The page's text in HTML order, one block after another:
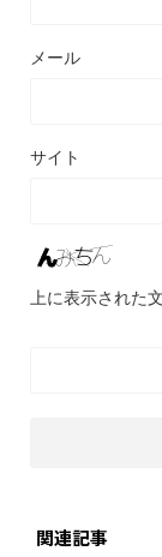
メール
サイト
上に表示された
関連記事